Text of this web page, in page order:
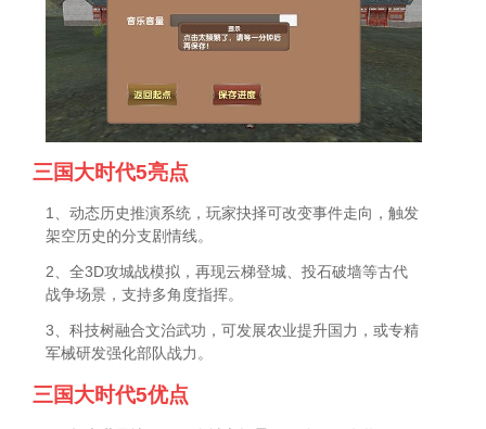
三国大时代5亮点
1、动态历史推演系统，玩家抉择可改变事件走向，触发
架空历史的分支剧情线。
2、全3D攻城战模拟，再现云梯登城、投石破墙等古代
战争场景，支持多角度指挥。
3、科技树融合文治武功，可发展农业提升国力，或专精
军械研发强化部队战力。
三国大时代5优点